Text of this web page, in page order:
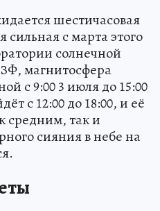
шестичасовая
сильная с марта этого
солнечной
магнитосфера
с 9:00 3 июля до 15:00
с 12:00 до 18:00, и её
средним, так и
сияния в небе на